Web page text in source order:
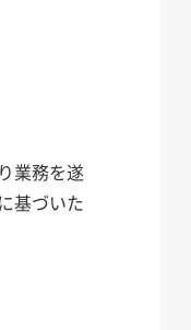
業務を遂
基づいた